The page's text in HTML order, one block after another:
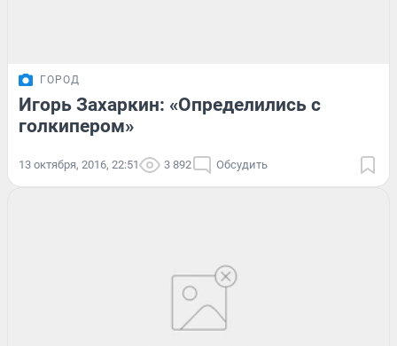
ГОРОД
Игорь Захаркин: «Определились с
голкипером»
13 октября, 2016, 22:51 3 892 Обсудить